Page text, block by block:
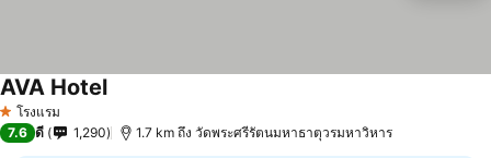
1 ดาวโรงแรม
AVA Hotel
7.6 ดี 1,290 1.7 km ถึง วัดพระศรีรัตนมหาธาตุวรมหาวิหาร